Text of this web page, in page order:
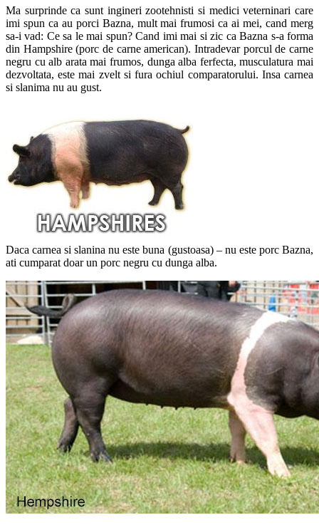
Ma surprinde ca sunt ingineri zootehnisti si medici veterninari care
imi spun ca au porci Bazna, mult mai frumosi ca ai mei, cand merg
sa-i vad: Ce sa le mai spun? Cand imi mai si zic ca Bazna s-a forma
din Hampshire (porc de carne american). Intradevar porcul de carne
negru cu alb arata mai frumos, dunga alba ferfecta, musculatura mai
dezvoltata, este mai zvelt si fura ochiul comparatorului. Insa carnea
si slanima nu au gust.
Daca carnea si slanina nu este buna (gustoasa) – nu este porc Bazna,
ati cumparat doar un porc negru cu dunga alba.